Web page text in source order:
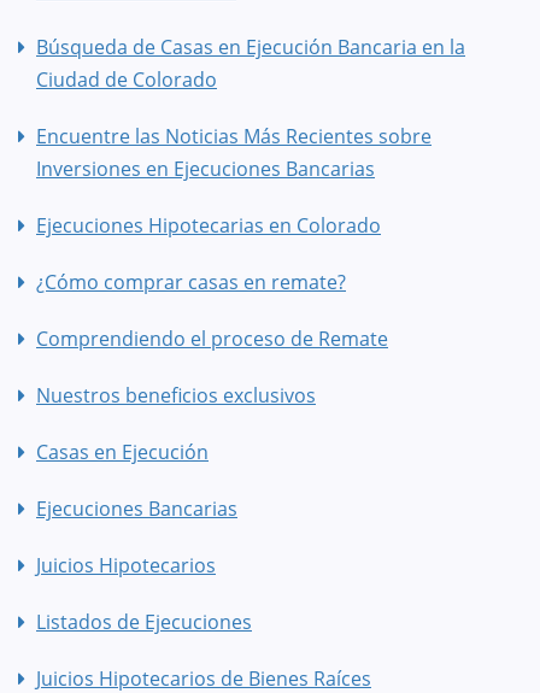
Búsqueda de Casas en Ejecución Bancaria en la
Ciudad de Colorado
Encuentre las Noticias Más Recientes sobre
Inversiones en Ejecuciones Bancarias
Ejecuciones Hipotecarias en Colorado
¿Cómo comprar casas en remate?
Comprendiendo el proceso de Remate
Nuestros beneficios exclusivos
Casas en Ejecución
Ejecuciones Bancarias
Juicios Hipotecarios
Listados de Ejecuciones
Juicios Hipotecarios de Bienes Raíces